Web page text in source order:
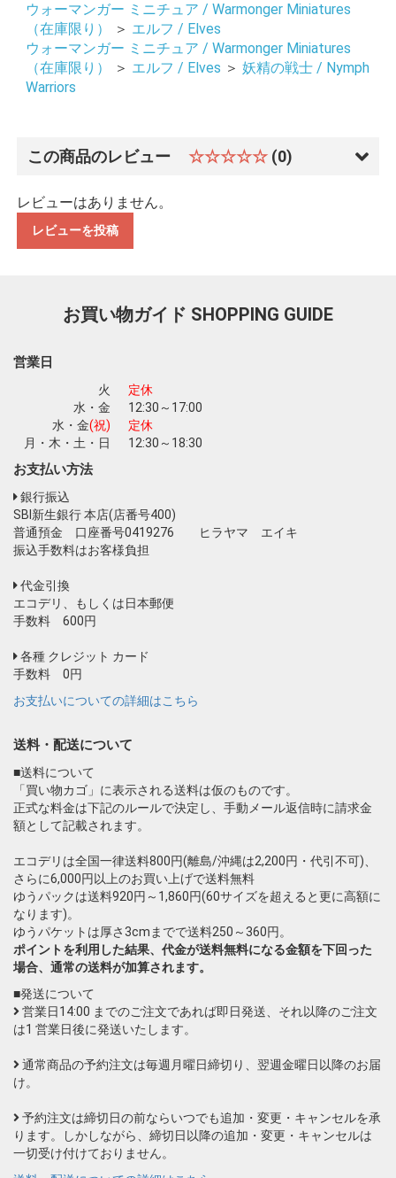
ウォーマンガー ミニチュア / Warmonger Miniatures
（在庫限り）
＞ エルフ / Elves
ウォーマンガー ミニチュア / Warmonger Miniatures
（在庫限り）
＞ エルフ / Elves ＞ 妖精の戦士 / Nymph
Warriors
この商品のレビュー ☆☆☆☆☆ (0)
レビューはありません。
レビューを投稿
お買い物ガイド SHOPPING GUIDE
営業日
火
定休
水・金
12:30～17:00
水・金(祝)
定休
月・木・土・日
12:30～18:30
お支払い方法
銀行振込
SBI新生銀行 本店(店番号400)
普通預金 口座番号0419276 ヒラヤマ エイキ
振込手数料はお客様負担
代金引換
エコデリ、もしくは日本郵便
手数料 600円
各種 クレジット カード
手数料 0円
お支払いについての詳細はこちら
送料・配送について
■送料について
「買い物カゴ」に表示される送料は仮のものです。
正式な料金は下記のルールで決定し、手動メール返信時に請求金
額として記載されます。
エコデリは全国一律送料800円(離島/沖縄は2,200円・代引不可)、
さらに6,000円以上のお買い上げで送料無料
ゆうパックは送料920円～1,860円(60サイズを超えると更に高額に
なります)。
ゆうパケットは厚さ3cmまでで送料250～360円。
ポイントを利用した結果、代金が送料無料になる金額を下回った
場合、通常の送料が加算されます。
■発送について
営業日14:00 までのご注文であれば即日発送、それ以降のご注文
は1 営業日後に発送いたします。
通常商品の予約注文は毎週月曜日締切り、翌週金曜日以降のお届
け。
予約注文は締切日の前ならいつでも追加・変更・キャンセルを承
ります。しかしながら、締切日以降の追加・変更・キャンセルは
一切受け付けておりません。